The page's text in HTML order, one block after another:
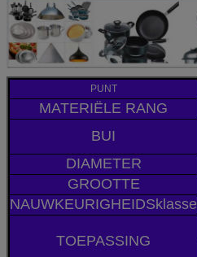
PUNT
MATERIËLE RANG
BUI
DIAMETER
GROOTTE
NAUWKEURIGHEIDSklasse
TOEPASSING